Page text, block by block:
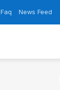
Faq News Feed